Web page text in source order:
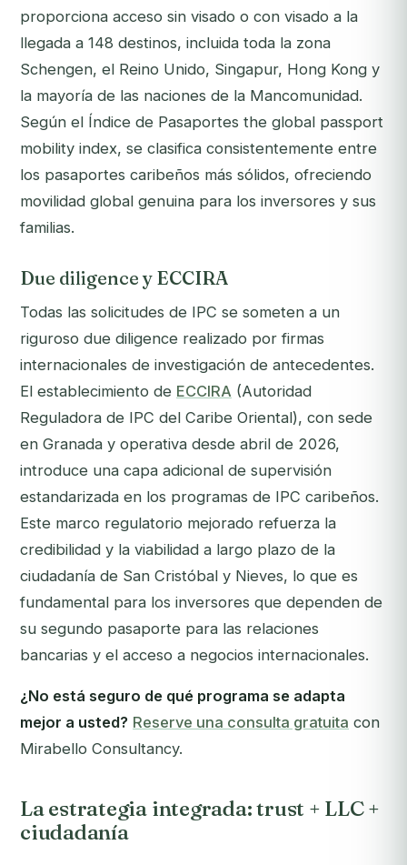
proporciona acceso sin visado o con visado a la
llegada a 148 destinos, incluida toda la zona
Schengen, el Reino Unido, Singapur, Hong Kong y
la mayoría de las naciones de la Mancomunidad.
Según el Índice de Pasaportes the global passport
mobility index, se clasifica consistentemente entre
los pasaportes caribeños más sólidos, ofreciendo
movilidad global genuina para los inversores y sus
familias.
Due diligence y ECCIRA
Todas las solicitudes de IPC se someten a un
riguroso due diligence realizado por firmas
internacionales de investigación de antecedentes.
El establecimiento de ECCIRA (Autoridad
Reguladora de IPC del Caribe Oriental), con sede
en Granada y operativa desde abril de 2026,
introduce una capa adicional de supervisión
estandarizada en los programas de IPC caribeños.
Este marco regulatorio mejorado refuerza la
credibilidad y la viabilidad a largo plazo de la
ciudadanía de San Cristóbal y Nieves, lo que es
fundamental para los inversores que dependen de
su segundo pasaporte para las relaciones
bancarias y el acceso a negocios internacionales.
¿No está seguro de qué programa se adapta
mejor a usted? Reserve una consulta gratuita con
Mirabello Consultancy.
La estrategia integrada: trust + LLC +
ciudadanía